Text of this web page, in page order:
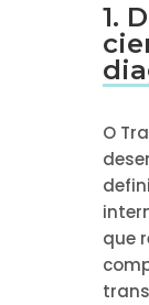
1.
O
que